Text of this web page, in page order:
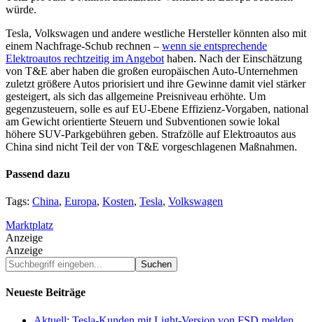
würde.
Tesla, Volkswagen und andere westliche Hersteller könnten also mit
einem Nachfrage-Schub rechnen – wenn sie entsprechende
Elektroautos rechtzeitig im Angebot haben. Nach der Einschätzung
von T&E aber haben die großen europäischen Auto-Unternehmen
zuletzt größere Autos priorisiert und ihre Gewinne damit viel stärker
gesteigert, als sich das allgemeine Preisniveau erhöhte. Um
gegenzusteuern, solle es auf EU-Ebene Effizienz-Vorgaben, national
am Gewicht orientierte Steuern und Subventionen sowie lokal
höhere SUV-Parkgebühren geben. Strafzölle auf Elektroautos aus
China sind nicht Teil der von T&E vorgeschlagenen Maßnahmen.
Passend dazu
Tags: China, Europa, Kosten, Tesla, Volkswagen
Marktplatz
Anzeige
Anzeige
Suchbegriff
eingeben...
Neueste Beiträge